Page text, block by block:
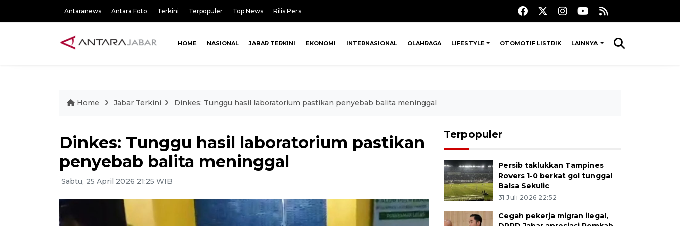
Antaranews Antara Foto Terkini Terpopuler Top News Rilis Pers
HOME NASIONAL JABAR TERKINI EKONOMI INTERNASIONAL OLAHRAGA LIFESTYLE OTOMOTIF LISTRIK LAINNYA
Home Jabar Terkini Dinkes: Tunggu hasil laboratorium pastikan penyebab balita meninggal
Dinkes: Tunggu hasil laboratorium pastikan
penyebab balita meninggal
Sabtu, 25 April 2026 21:25 WIB
Terpopuler
Persib taklukkan Tampines
Rovers 1-0 berkat gol tunggal
Balsa Sekulic
31 Juli 2026 22:52
Cegah pekerja migran ilegal,